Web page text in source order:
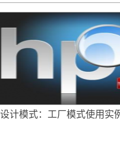
计模式：工厂模式使用实